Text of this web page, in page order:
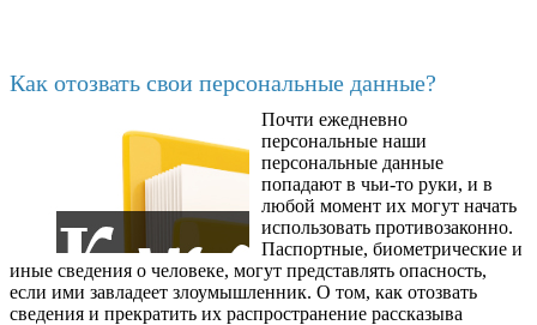
Как отозвать свои персональные данные?
Почти ежедневно
персональные наши
персональные данные
попадают в чьи-то руки, и в
любой момент их могут начать
использовать противозаконно.
Паспортные, биометрические и
иные сведения о человеке, могут представлять опасность,
если ими завладеет злоумышленник. О том, как отозвать
сведения и прекратить их распространение рассказыва